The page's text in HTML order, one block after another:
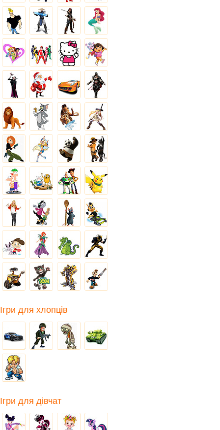
Ігри для хлопців
Ігри для дівчат